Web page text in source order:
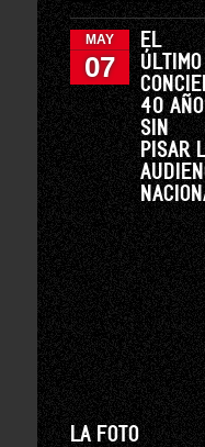
MAY
07
EL
ÚLTIMO
40
SIN
PISAR
LA FOTO